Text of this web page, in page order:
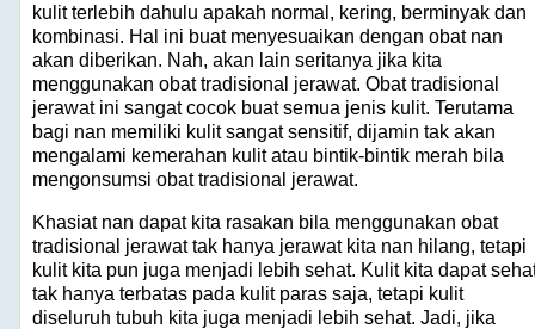
kulit terlebih dahulu apakah normal, kering, berminyak dan
kombinasi. Hal ini buat menyesuaikan dengan obat nan
akan diberikan. Nah, akan lain seritanya jika kita
menggunakan obat tradisional jerawat. Obat tradisional
jerawat ini sangat cocok buat semua jenis kulit. Terutama
bagi nan memiliki kulit sangat sensitif, dijamin tak akan
mengalami kemerahan kulit atau bintik-bintik merah bila
mengonsumsi obat tradisional jerawat.
Khasiat nan dapat kita rasakan bila menggunakan obat
tradisional jerawat tak hanya jerawat kita nan hilang, tetapi
kulit kita pun juga menjadi lebih sehat. Kulit kita dapat
tak hanya terbatas pada kulit paras saja, tetapi kulit
diseluruh tubuh kita juga menjadi lebih sehat. Jadi, jika